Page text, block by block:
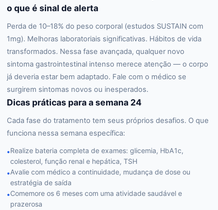
o que é sinal de alerta
Perda de 10–18% do peso corporal (estudos SUSTAIN com
1mg). Melhoras laboratoriais significativas. Hábitos de vida
transformados. Nessa fase avançada, qualquer novo
sintoma gastrointestinal intenso merece atenção — o corpo
já deveria estar bem adaptado. Fale com o médico se
surgirem sintomas novos ou inesperados.
Dicas práticas para a semana 24
Cada fase do tratamento tem seus próprios desafios. O que
funciona nessa semana específica:
•Realize bateria completa de exames: glicemia, HbA1c,
colesterol, função renal e hepática, TSH
•Avalie com médico a continuidade, mudança de dose ou
estratégia de saída
•Comemore os 6 meses com uma atividade saudável e
prazerosa